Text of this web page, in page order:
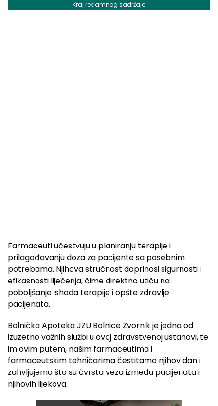
Kraj reklamnog sadržaja
Farmaceuti učestvuju u planiranju terapije i
prilagođavanju doza za pacijente sa posebnim
potrebama. Njihova stručnost doprinosi sigurnosti i
efikasnosti liječenja, čime direktno utiču na
poboljšanje ishoda terapije i opšte zdravlje
pacijenata.
Bolnička Apoteka JZU Bolnice Zvornik je jedna od
izuzetno važnih službi u ovoj zdravstvenoj ustanovi, te
im ovim putem, našim farmaceutima i
farmaceutskim tehničarima čestitamo njihov dan i
zahvljujemo što su čvrsta veza između pacijenata i
njihovih lijekova.